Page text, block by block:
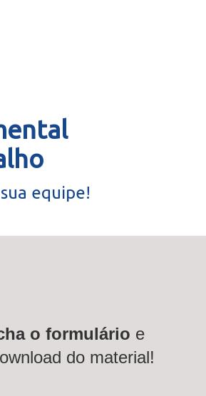
equipe!
o formulário e
do material!